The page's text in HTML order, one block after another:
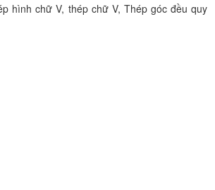
hình chữ V, thép chữ V, Thép góc đều quy